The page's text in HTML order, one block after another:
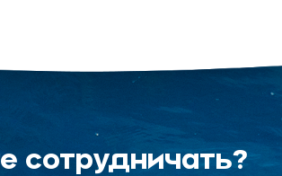
сотрудничать?